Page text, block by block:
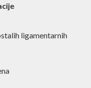
ligamentarnih